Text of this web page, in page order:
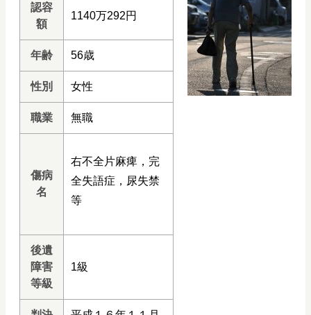
認容
額
1140万292円
年齢 56歳
性別 女性
職業 無職
傷病
名
右不全片麻痺，完
全失語症，尿失禁
等
後遺
障害
等級
1級